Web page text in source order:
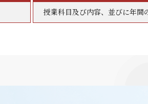
授業科目及び内容、並びに年間